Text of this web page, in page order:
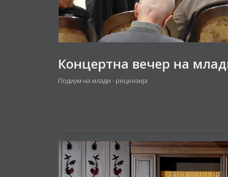
Подиум на млади - рецензија